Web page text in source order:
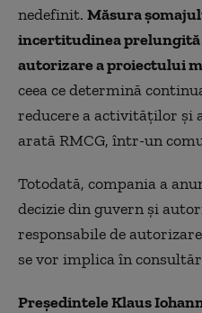
nedefinit. Măsura
incertitudinea
autorizare a proiectului
ceea ce determină
reducere a activităților şi
arată RMCG, într-un
Totodată, compania a
decizie din guvern și
responsabile de
se vor implica în
Preşedintele Klaus